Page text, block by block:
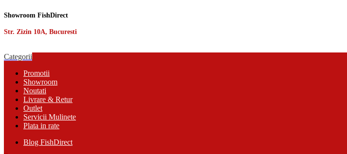
Showroom FishDirect
Str. Zizin 10A, Bucuresti
Categorii
Promotii
Showroom
Noutati
Livrare & Retur
Outlet
Servicii Mulinete
Plata in rate
Blog FishDirect